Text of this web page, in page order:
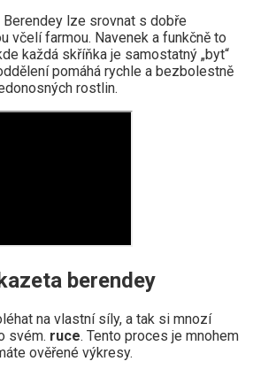
lze srovnat s dobře
včelí farmou. Navenek a funkčně to
každá skříňka je samostatný „byt“
pomáhá rychle a bezbolestně
rostlin.
berendey
na vlastní síly, a tak si mnozí
svém. ruce. Tento proces je mnohem
ověřené výkresy.